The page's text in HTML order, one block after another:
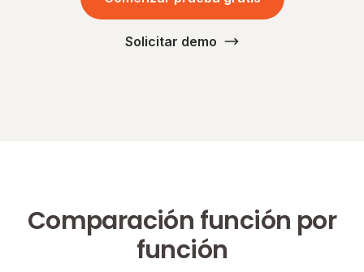
Solicitar demo
Comparación función por
función